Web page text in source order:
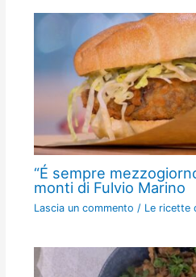
“É sempre
monti di Fulvio Marino
Lascia un commento / Le ricette